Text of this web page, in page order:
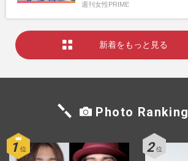
週刊女性PRIME
新着をもっと見る
Photo Ranking